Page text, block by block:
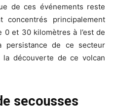
de ces événements reste
concentrés principalement
et 30 kilomètres à l’est de
persistance de ce secteur
découverte de ce volcan
secousses